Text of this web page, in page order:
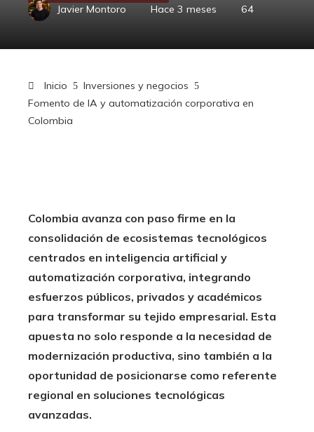
Javier Montoro Hace 3 meses 64
Inicio
Inversiones y negocios
Fomento de IA y automatización corporativa en
Colombia
Colombia avanza con paso firme en la
consolidación de ecosistemas tecnológicos
centrados en inteligencia artificial y
automatización corporativa, integrando
esfuerzos públicos, privados y académicos
para transformar su tejido empresarial. Esta
apuesta no solo responde a la necesidad de
modernización productiva, sino también a la
oportunidad de posicionarse como referente
regional en soluciones tecnológicas
avanzadas.